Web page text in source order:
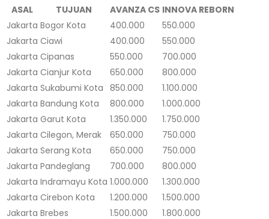
ASAL TUJUAN AVANZA CS INNOVA REBORN
Jakarta Bogor Kota 400.000
550.000
Jakarta Ciawi 400.000
550.000
Jakarta Cipanas 550.000
700.000
Jakarta Cianjur Kota 650.000
800.000
Jakarta Sukabumi Kota 850.000
1.100.000
Jakarta Bandung Kota 800.000
1.000.000
Jakarta Garut Kota 1.350.000
1.750.000
Jakarta Cilegon, Merak 650.000
750.000
Jakarta Serang Kota 650.000
750.000
Jakarta Pandeglang 700.000
800.000
Jakarta Indramayu Kota 1.000.000
1.300.000
Jakarta Cirebon Kota 1.200.000
1.500.000
Jakarta Brebes 1.500.000
1.800.000